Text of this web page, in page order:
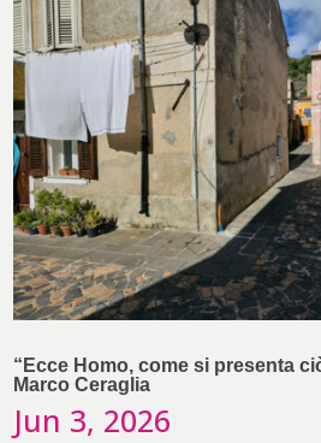
“Ecce Homo, come si presenta
Marco Ceraglia
Jun 3, 2026